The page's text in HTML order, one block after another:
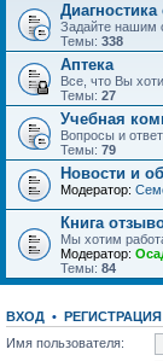
Задайте нашим
Темы: 338
Аптека
Все, что Вы
Темы: 27
Учебная
Вопросы и
Темы: 79
Новости и
Модератор:
Книга
Мы хотим
Модератор:
Темы: 84
ВХОД • РЕГИСТРАЦИЯ
Имя пользователя: